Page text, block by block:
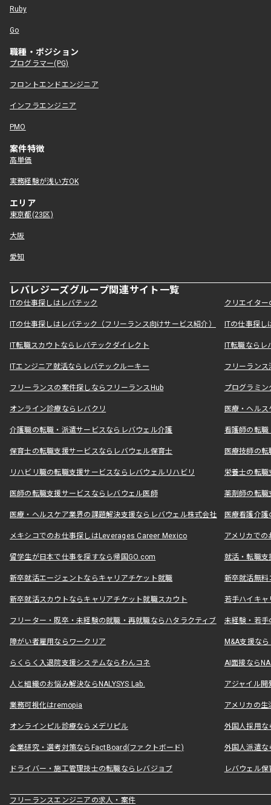
Ruby
Go
職種・ポジション
プログラマー(PG)
フロントエンドエンジニア
インフラエンジニア
PMO
案件特徴
高単価
実務経験が浅い方OK
エリア
東京都(23区)
大阪
愛知
レバレジーズグループ関連サイト一覧
ITの仕事探しはレバテック クリエイタ
ITの仕事探しはレバテック（フリーランス向けサービス紹介） ITの仕事探
IT転職スカウトならレバテックダイレクト IT転職なら
ITエンジニア就活ならレバテックルーキー フリーラン
フリーランスの案件探しならフリーランスHub プログラミ
オンライン診療ならレバクリ 医療・ヘル
介護職の転職・派遣サービスならレバウェル介護 看護師の転
保育士の転職支援サービスならレバウェル保育士 医療技師の
リハビリ職の転職支援サービスならレバウェルリハビリ 栄養士の転
医師の転職支援サービスならレバウェル医師 薬剤師の転
医療・ヘルスケア業界の課題解決支援ならレバウェル株式会社 医療看護介
メキシコでのお仕事探しはLeverages Career Mexico アメリカで
留学生が日本で仕事を探すなら帰国GO.com 就活・転職
新卒就活エージェントならキャリアチケット就職 新卒就活無料
新卒就活スカウトならキャリアチケット就職スカウト 若手ハイキ
フリーター・既卒・未経験の就職・再就職ならハタラクティブ 未経験・若手
障がい者雇用ならワークリア M&A支援な
らくらく入退院支援システムならわんコネ AI面接なら
人と組織のお悩み解決ならNALYSYS Lab. アジャイル
業務可視化はremopia アメリカの
オンラインピル診療ならメデリピル 外国人採用
企業研究・選考対策ならFactBoard(ファクトボード) 外国人派遣な
ドライバー・施工管理技士の転職ならレバジョブ レバウェル
フリーランスエンジニアの求人・案件